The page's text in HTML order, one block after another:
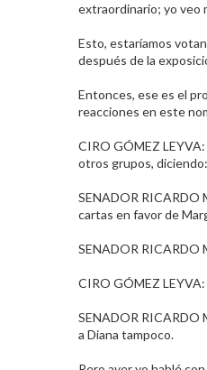
extraordinario; yo veo
Esto, estaríamos
después de la
Entonces, ese es el
reacciones en este
CIRO GÓMEZ
otros grupos,
SENADOR RICARDO
cartas en favor de
SENADOR RICARDO
CIRO GÓMEZ LEYVA:
SENADOR RICARDO
a Diana tampoco.​